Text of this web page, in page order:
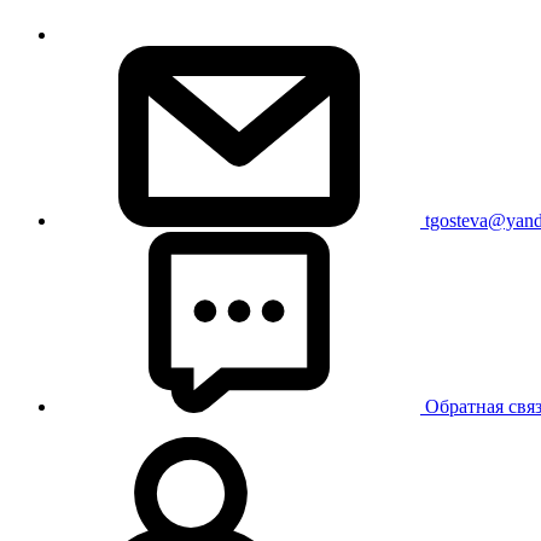
Обратная